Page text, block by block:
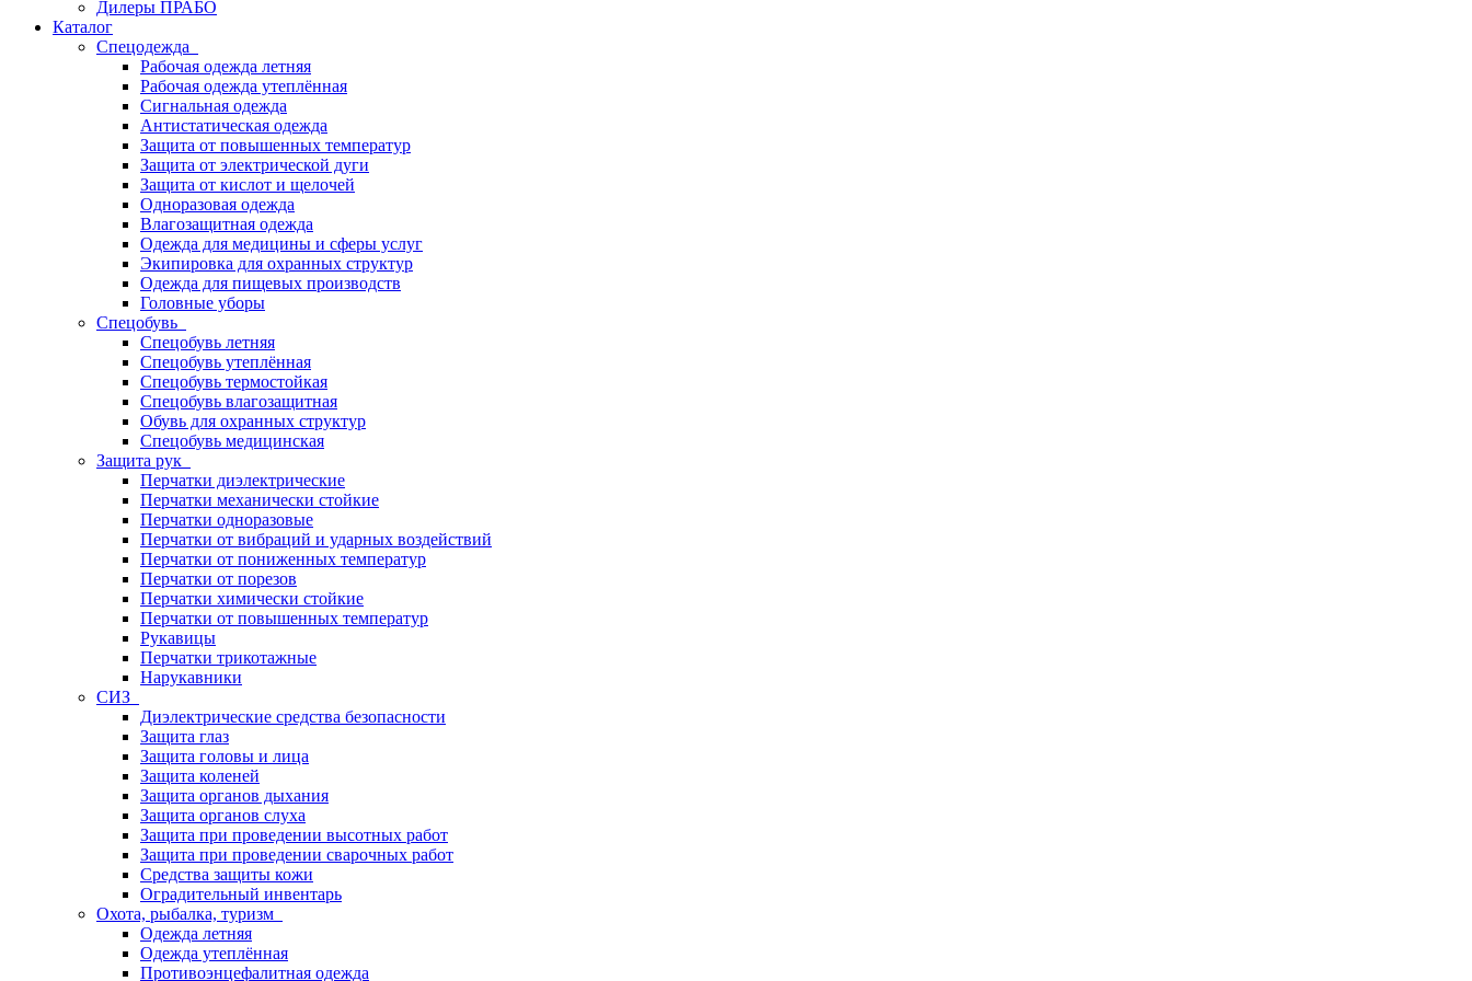
Дилеры ПРАБО
Каталог
Спецодежда
Рабочая одежда летняя
Рабочая одежда утеплённая
Сигнальная одежда
Антистатическая одежда
Защита от повышенных температур
Защита от электрической дуги
Защита от кислот и щелочей
Одноразовая одежда
Влагозащитная одежда
Одежда для медицины и сферы услуг
Экипировка для охранных структур
Одежда для пищевых производств
Головные уборы
Спецобувь
Спецобувь летняя
Спецобувь утеплённая
Спецобувь термостойкая
Спецобувь влагозащитная
Обувь для охранных структур
Спецобувь медицинская
Защита рук
Перчатки диэлектрические
Перчатки механически стойкие
Перчатки одноразовые
Перчатки от вибраций и ударных воздействий
Перчатки от пониженных температур
Перчатки от порезов
Перчатки химически стойкие
Перчатки от повышенных температур
Рукавицы
Перчатки трикотажные
Нарукавники
СИЗ
Диэлектрические средства безопасности
Защита глаз
Защита головы и лица
Защита коленей
Защита органов дыхания
Защита органов слуха
Защита при проведении высотных работ
Защита при проведении сварочных работ
Средства защиты кожи
Оградительный инвентарь
Охота, рыбалка, туризм
Одежда летняя
Одежда утеплённая
Противоэнцефалитная одежда